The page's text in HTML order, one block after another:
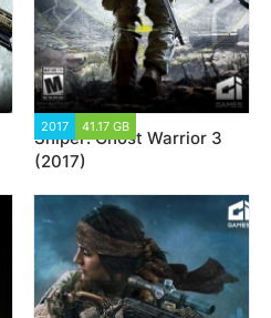
2017 41.17 GB
Sniper: Ghost Warrior 3
(2017)